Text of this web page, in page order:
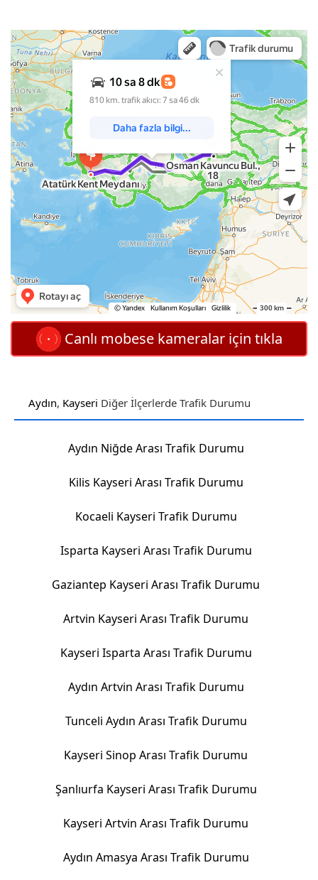
Canlı mobese kameralar için tıkla
Aydın, Kayseri Diğer İlçerlerde Trafik Durumu
Aydın Niğde Arası Trafik Durumu
Kilis Kayseri Arası Trafik Durumu
Kocaeli Kayseri Trafik Durumu
Isparta Kayseri Arası Trafik Durumu
Gaziantep Kayseri Arası Trafik Durumu
Artvin Kayseri Arası Trafik Durumu
Kayseri Isparta Arası Trafik Durumu
Aydın Artvin Arası Trafik Durumu
Tunceli Aydın Arası Trafik Durumu
Kayseri Sinop Arası Trafik Durumu
Şanlıurfa Kayseri Arası Trafik Durumu
Kayseri Artvin Arası Trafik Durumu
Aydın Amasya Arası Trafik Durumu